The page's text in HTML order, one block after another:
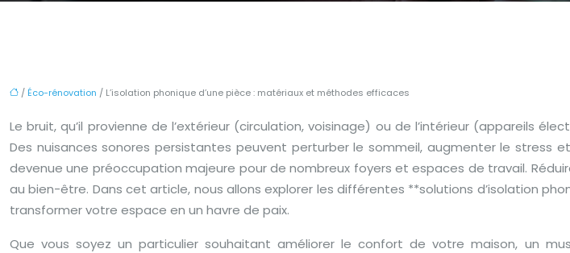
/ Éco-rénovation / L’isolation phonique d’une pièce : matériaux et méthodes efficaces
Le bruit, qu’il provienne de l’extérieur (circulation, voisinage) ou de l’intérieur (appareils
Des nuisances sonores persistantes peuvent perturber le sommeil, augmenter le stress
devenue une préoccupation majeure pour de nombreux foyers et espaces de travail.
au bien-être. Dans cet article, nous allons explorer les différentes **solutions d’isolation
transformer votre espace en un havre de paix.
Que vous soyez un particulier souhaitant améliorer le confort de votre maison, un